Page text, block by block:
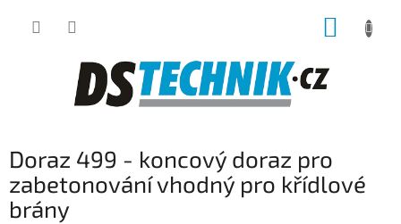
Doraz 499 - koncový doraz pro
zabetonování vhodný pro křídlové
brány